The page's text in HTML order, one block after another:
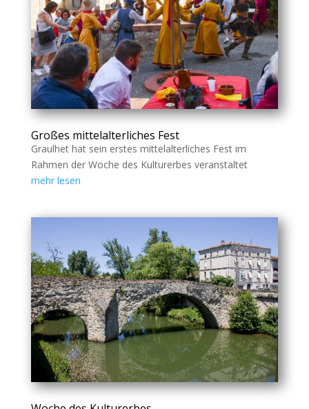
Großes mittelalterliches Fest
Graulhet hat sein erstes mittelalterliches Fest im
Rahmen der Woche des Kulturerbes veranstaltet
mehr lesen